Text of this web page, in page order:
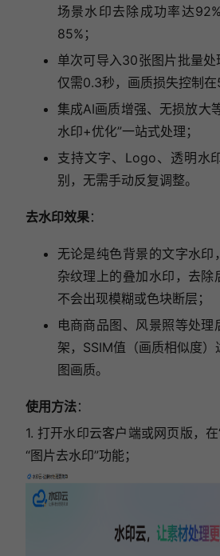
场景水印去除成功率达
85%；
单次可导入30张图片批量
仅需0.3秒，画质损失控制在
集成AI画质增强、无损放大
水印+优化”一站式处理；
支持文字、Logo、透明水
别，无需手动反复调整。
去水印效果：
无论是纯色背景的文字水印
杂纹理上的叠加水印，去除
不会出现模糊或色块断层；
电商商品图、风景照等处理
架，SSIM值（画质相似度
图画质。
使用方法：
1. 打开水印云客户端或网页版，
“图片去水印”功能；